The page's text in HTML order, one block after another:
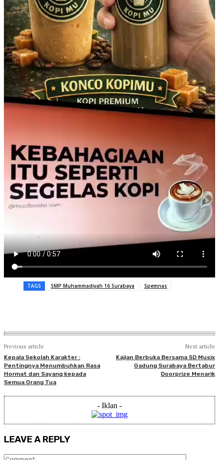
TAGS SMP Muhammadiyah 16 Surabaya Spemnas
Previous article
Kepala Sekolah Karakter :
Pentingnya Menumbuhkan Rasa
Hormat dan Sayang kepada
Semua Orang Tua
Next article
Kajian Berbuka Bersama SD Musix
Gadung Surabaya Bertabur
Doorprize Menarik
- Iklan -
LEAVE A REPLY